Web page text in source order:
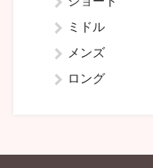
ミドル
メンズ
ロング